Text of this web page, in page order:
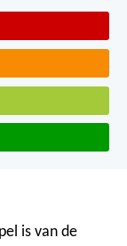
is van de